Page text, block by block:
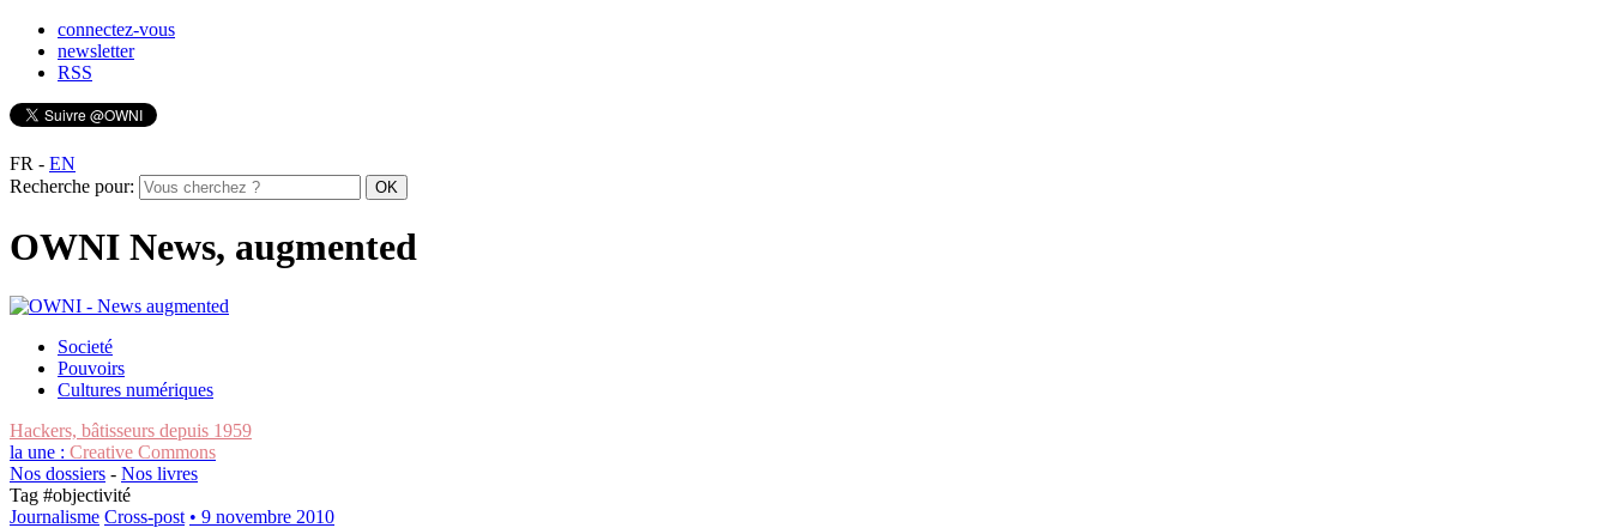
connectez-vous
newsletter
RSS
FR - EN
Recherche pour:
OWNI News, augmented
Societé
Pouvoirs
Cultures numériques
Hackers, bâtisseurs depuis 1959
la une : Creative Commons
Nos dossiers - Nos livres
Tag #objectivité
Journalisme Cross-post • 9 novembre 2010